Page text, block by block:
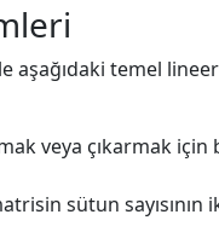
aşağıdaki temel
veya çıkarmak için
sütun sayısının